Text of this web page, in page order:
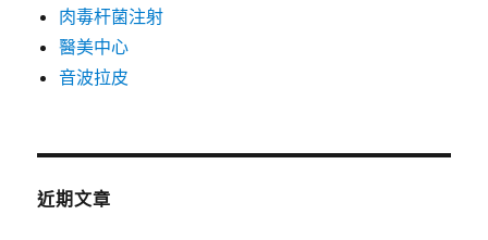
肉毒杆菌注射
醫美中心
音波拉皮
近期文章